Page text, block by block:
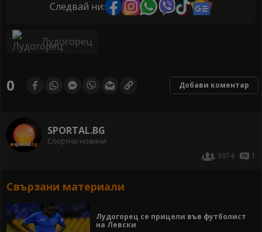
Следвай ни:
Лудогорец
0 Добави коментар
SPORTAL.BG
Спортни новини
3974
1
Свързани материали
Лудогорец се прицели във футболист
на Левски